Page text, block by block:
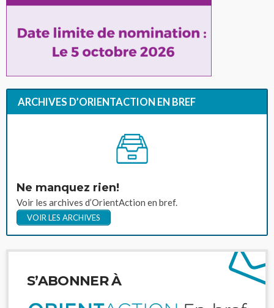
ARCHIVES D’ORIENTACTION EN BREF
Ne manquez rien!
Voir les archives d’OrientAction en bref.
VOIR LES ARCHIVES
S’ABONNER À